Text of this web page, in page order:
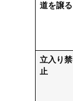
道を譲る
立入り禁
止